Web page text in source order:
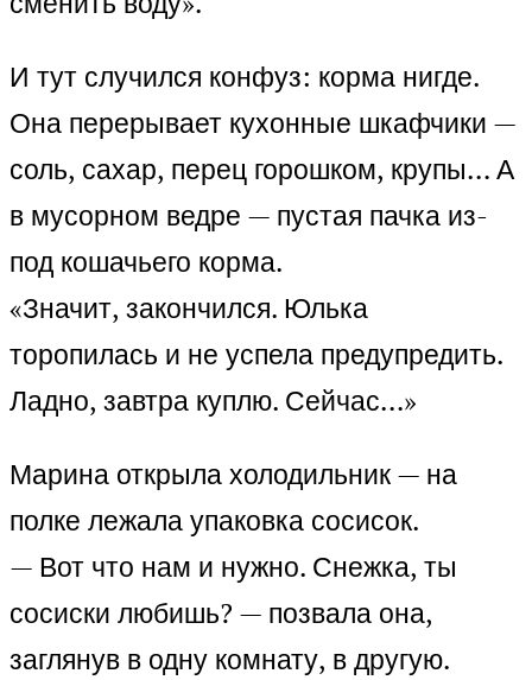
И тут случился конфуз: корма нигде.
Она перерывает кухонные шкафчики —
соль, сахар, перец горошком, крупы… А
в мусорном ведре — пустая пачка из-
под кошачьего корма.
«Значит, закончился. Юлька
торопилась и не успела предупредить.
Ладно, завтра куплю. Сейчас…»
Марина открыла холодильник — на
полке лежала упаковка сосисок.
— Вот что нам и нужно. Снежка, ты
сосиски любишь? — позвала она,
заглянув в одну комнату, в другую.